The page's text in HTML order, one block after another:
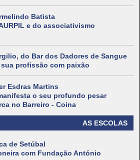
Batista
e do associativismo
do Bar dos Dadores de Sangue
profissão com paixão
Esdras Martins
o seu profundo pesar
no Barreiro - Coina
AS ESCOLAS
de Setúbal
com Fundação António